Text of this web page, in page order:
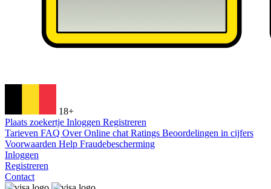
18+
Plaats zoekertje Inloggen Registreren
Tarieven FAQ OverOnline chat Ratings Beoordelingen in cijfers
Voorwaarden Help Fraudebescherming
Inloggen
Registreren
Contact